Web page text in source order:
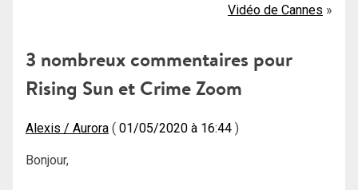
Vidéo de Cannes
3 nombreux commentaires pour
Rising Sun et Crime Zoom
Alexis / Aurora 01/05/2020 à 16:44
Bonjour,